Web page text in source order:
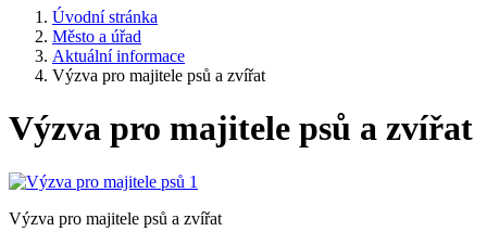
Úvodní stránka
Město a úřad
Aktuální informace
Výzva pro majitele psů a zvířat
Výzva pro majitele psů a zvířat
Výzva pro majitele psů a zvířat